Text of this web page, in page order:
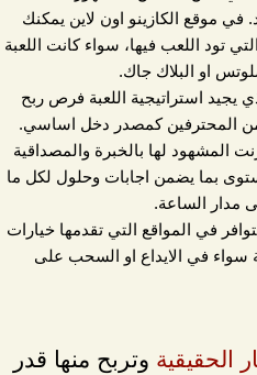
في موقع الكازينو اون لاين يمكنك
تود اللعب فيها، سواء كانت اللعبة
او البلاك جاك.
يجيد استراتيجية اللعبة فرص ربح
من المحترفين كمصدر دخل اساسي.
المشهود لها بالخبرة والمصداقية
بما يضمن اجابات وحلول لكل ما
مدار الساعة.
في المواقع التي تقدمها خيارات
سواء في الايداع او السحب على
الحقيقية وتربح منها قدر